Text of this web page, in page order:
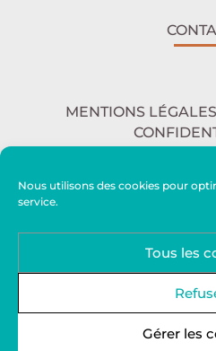
Nous utilisons des cookies pour
service.
Tous les
Gérer les
MENTIONS